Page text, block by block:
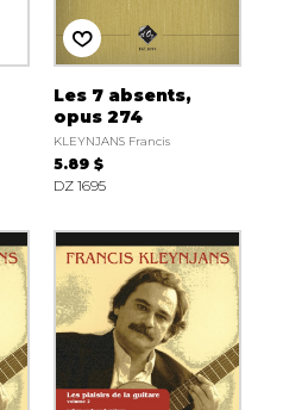
Les 7 absents,
opus 274
KLEYNJANS Francis
5.89 $
DZ 1695